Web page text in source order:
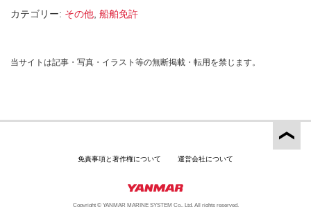
カテゴリー: その他 船舶免許
当サイトは記事・写真・イラスト等の無断掲載・転用を禁じます。
免責事項と著作権について 運営会社について
Copyright © YANMAR MARINE SYSTEM Co., Ltd. All rights reserved.